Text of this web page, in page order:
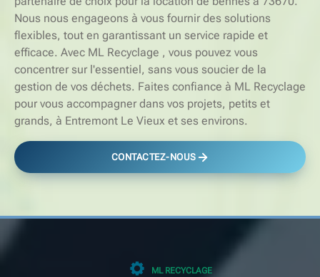
Nous nous engageons à vous fournir des solutions
flexibles, tout en garantissant un service rapide et
efficace. Avec ML Recyclage , vous pouvez vous
concentrer sur l'essentiel, sans vous soucier de la
gestion de vos déchets. Faites confiance à ML Recyclage
pour vous accompagner dans vos projets, petits et
grands, à Entremont Le Vieux et ses environs.
CONTACTEZ-NOUS
ML RECYCLAGE